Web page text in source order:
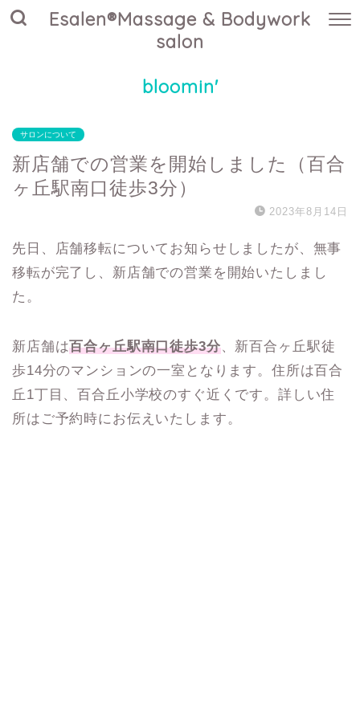
Esalen®Massage & Bodywork
salon
bloomin'
サロンについて
新店舗での営業を開始しました（百合
ヶ丘駅南口徒歩3分）
2023年8月14日
先日、店舗移転についてお知らせしましたが、無事
移転が完了し、新店舗での営業を開始いたしまし
た。
新店舗は百合ヶ丘駅南口徒歩3分、新百合ヶ丘駅徒
歩14分のマンションの一室となります。住所は百合
丘1丁目、百合丘小学校のすぐ近くです。詳しい住
所はご予約時にお伝えいたします。